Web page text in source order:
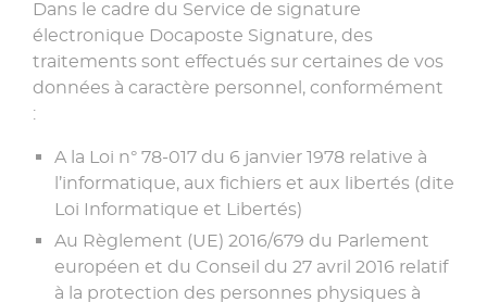
Dans le cadre du Service de signature
électronique Docaposte Signature, des
traitements sont effectués sur certaines de vos
données à caractère personnel, conformément
:
A la Loi n° 78-017 du 6 janvier 1978 relative à
l’informatique, aux fichiers et aux libertés (dite
Loi Informatique et Libertés)
Au Règlement (UE) 2016/679 du Parlement
européen et du Conseil du 27 avril 2016 relatif
à la protection des personnes physiques à